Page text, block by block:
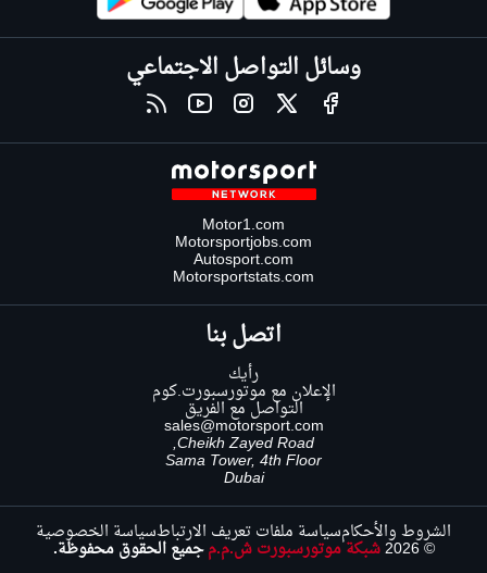
وسائل التواصل الاجتماعي
Motor1.com
Motorsportjobs.com
Autosport.com
Motorsportstats.com
اتصل بنا
رأيك
الإعلان مع موتورسبورت.كوم
التواصل مع الفريق
sales@motorsport.com
Cheikh Zayed Road,
Sama Tower, 4th Floor
Dubai
© 2026 شبكة موتورسبورت ش.م.م جميع الحقوق محفوظة.
الشروط والأحكامسياسة ملفات تعريف الارتباطسياسة الخصوصية